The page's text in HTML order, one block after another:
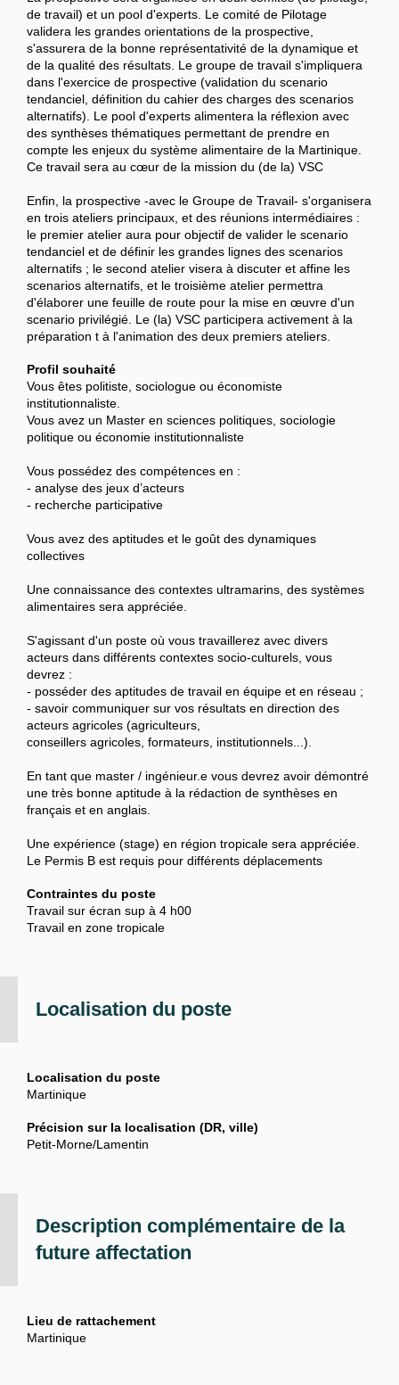
de travail) et un pool d'experts. Le comité de Pilotage
validera les grandes orientations de la prospective,
s'assurera de la bonne représentativité de la dynamique et
de la qualité des résultats. Le groupe de travail s'impliquera
dans l'exercice de prospective (validation du scenario
tendanciel, définition du cahier des charges des scenarios
alternatifs). Le pool d'experts alimentera la réflexion avec
des synthèses thématiques permettant de prendre en
compte les enjeux du système alimentaire de la Martinique.
Ce travail sera au cœur de la mission du (de la) VSC
Enfin, la prospective -avec le Groupe de Travail- s'organisera
en trois ateliers principaux, et des réunions intermédiaires :
le premier atelier aura pour objectif de valider le scenario
tendanciel et de définir les grandes lignes des scenarios
alternatifs ; le second atelier visera à discuter et affine les
scenarios alternatifs, et le troisième atelier permettra
d'élaborer une feuille de route pour la mise en œuvre d'un
scenario privilégié. Le (la) VSC participera activement à la
préparation t à l'animation des deux premiers ateliers.
Profil souhaité
Vous êtes politiste, sociologue ou économiste
institutionnaliste.
Vous avez un Master en sciences politiques, sociologie
politique ou économie institutionnaliste
Vous possédez des compétences en :
- analyse des jeux d’acteurs
- recherche participative
Vous avez des aptitudes et le goût des dynamiques
collectives
Une connaissance des contextes ultramarins, des systèmes
alimentaires sera appréciée.
S'agissant d'un poste où vous travaillerez avec divers
acteurs dans différents contextes socio-culturels, vous
devrez :
- posséder des aptitudes de travail en équipe et en réseau ;
- savoir communiquer sur vos résultats en direction des
acteurs agricoles (agriculteurs,
conseillers agricoles, formateurs, institutionnels...).
En tant que master / ingénieur.e vous devrez avoir démontré
une très bonne aptitude à la rédaction de synthèses en
français et en anglais.
Une expérience (stage) en région tropicale sera appréciée.
Le Permis B est requis pour différents déplacements
Contraintes du poste
Travail sur écran sup à 4 h00
Travail en zone tropicale
Localisation du poste
Localisation du poste
Martinique
Précision sur la localisation (DR, ville)
Petit-Morne/Lamentin
Description complémentaire de la
future affectation
Lieu de rattachement
Martinique